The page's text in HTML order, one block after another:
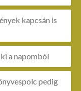
kapcsán is
a napomból
pedig